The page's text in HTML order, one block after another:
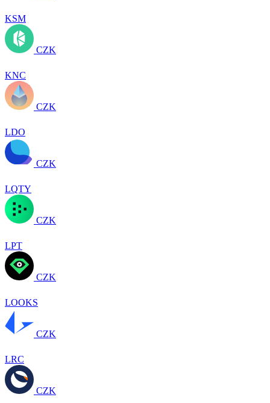
KSM
CZK
KNC
CZK
LDO
CZK
LQTY
CZK
LPT
CZK
LOOKS
CZK
LRC
CZK